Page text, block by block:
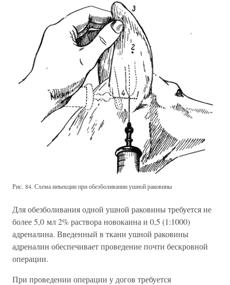
Рис. 84. Схема инъекции при обезболивании ушной раковины
Для обезболивания одной ушной раковины требуется не
более 5,0 мл 2% раствора новокаина и 0,5 (1:1000)
адреналина. Введенный в ткани ушной раковины
адреналин обеспечивает проведение почти бескровной
операции.
При проведении операции у догов требуется